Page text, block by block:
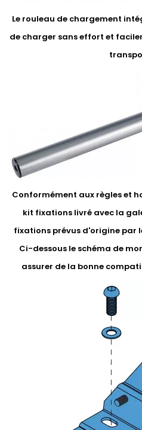
Le rouleau de chargement
de charger sans effort et
Conformément aux règles et
kit fixations livré avec la
fixations prévus d'origine par
Ci-dessous le schéma de
assurer de la bonne